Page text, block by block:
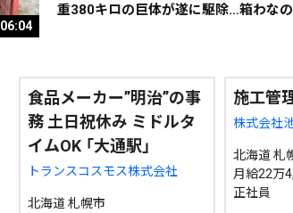
06:04
重380キロの巨体が遂に駆除…箱わなの
食品メーカー”明治”の事
務 土日祝休み ミドルタ
イムOK 「大通駅」
トランスコスモス株式会社
北海道 札幌市
施工管
株式会社
北海道 札
月給22万
正社員
カテゴリで絞る